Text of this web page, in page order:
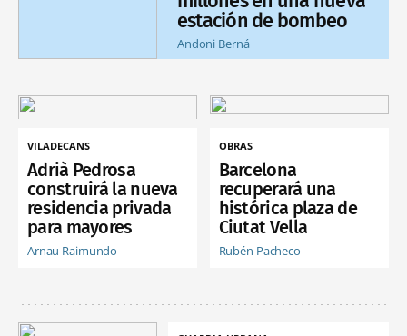
estación de bombeo
Andoni Berná
VILADECANS
Adrià Pedrosa
construirá la nueva
residencia privada
para mayores
Arnau Raimundo
OBRAS
Barcelona
recuperará una
histórica plaza de
Ciutat Vella
Rubén Pacheco